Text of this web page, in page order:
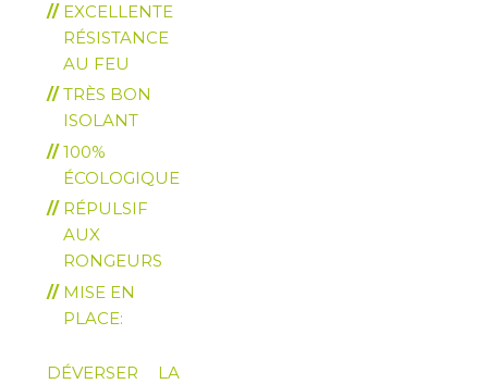
EXCELLENTE
RÉSISTANCE
AU FEU
TRÈS BON
ISOLANT
100%
ÉCOLOGIQUE
RÉPULSIF
AUX
RONGEURS
MISE EN
PLACE:
DÉVERSER LA